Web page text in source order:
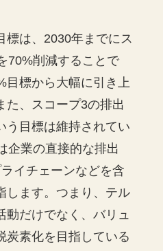
標は、2030年までにス
70%削減することで
目標から大幅に引き上
た、スコープ3の排出
う目標は維持されてい
企業の直接的な排出
イチェーンなどを含
します。つまり、テル
動だけでなく、バリュ
炭素化を目指している